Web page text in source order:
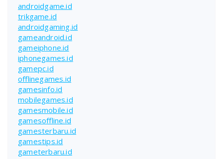
androidgame.id
trikgame.id
androidgaming.id
gameandroid.id
gameiphone.id
iphonegames.id
gamepc.id
offlinegames.id
gamesinfo.id
mobilegames.id
gamesmobile.id
gamesoffline.id
gamesterbaru.id
gamestips.id
gameterbaru.id